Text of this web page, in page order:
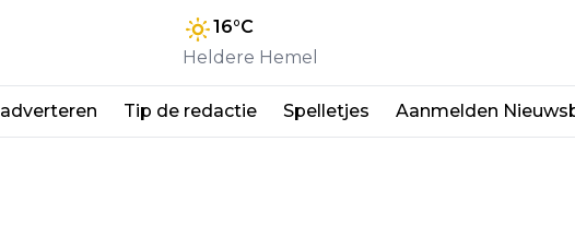
16°C
Heldere Hemel
adverteren Tip de redactie Spelletjes Aanmelden